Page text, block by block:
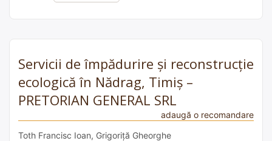
Servicii de împădurire și reconstrucție
ecologică în Nădrag, Timiș –
PRETORIAN GENERAL SRL
adaugă o recomandare
Toth Francisc Ioan, Grigoriță Gheorghe